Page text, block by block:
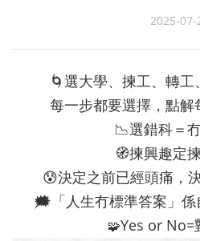
2025-07-
🌀選大學、揀工、轉
每一步都要選擇，點解
📉選錯科＝
🧭揀興趣定
😰決定之前已經頭痛，
🗯「人生冇標準答案」係
🧩Yes or No=